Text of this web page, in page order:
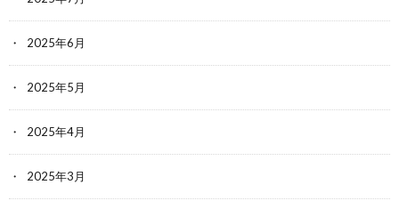
2025年6月
2025年5月
2025年4月
2025年3月